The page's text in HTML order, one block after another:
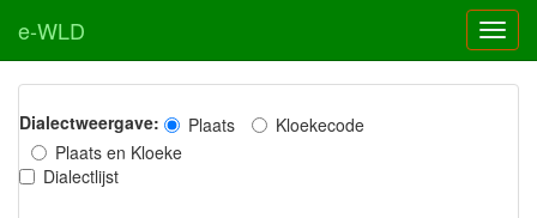
e-WLD
Dialectweergave: Plaats
Kloekecode
Plaats en Kloeke
Dialectlijst